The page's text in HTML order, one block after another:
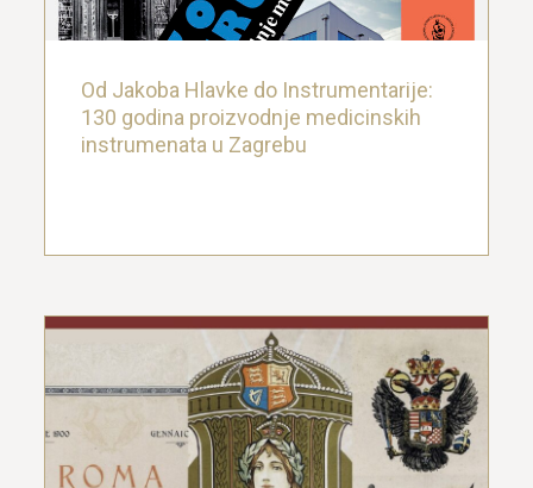
Od Jakoba Hlavke do Instrumentarije:
130 godina proizvodnje medicinskih
instrumenata u Zagrebu
26. ožujka 2026.